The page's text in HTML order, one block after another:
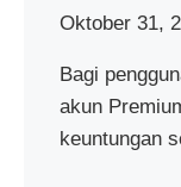
Oktober 31,
Bagi
akun
keuntungan